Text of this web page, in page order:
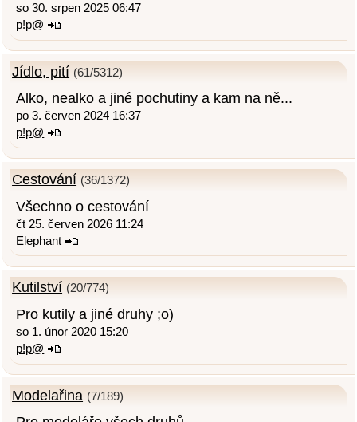
so 30. srpen 2025 06:47
p!p@
Jídlo, pití (61/5312)
Alko, nealko a jiné pochutiny a kam na ně...
po 3. červen 2024 16:37
p!p@
Cestování (36/1372)
Všechno o cestování
čt 25. červen 2026 11:24
Elephant
Kutilství (20/774)
Pro kutily a jiné druhy ;o)
so 1. únor 2020 15:20
p!p@
Modelařina (7/189)